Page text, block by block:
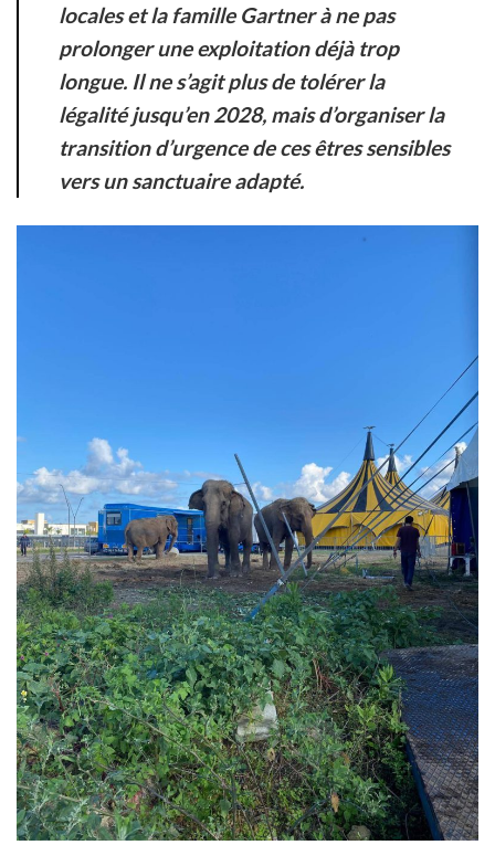
locales et la famille Gartner àne pas
prolonger une exploitation déjà trop
longue. Il ne s’agit plus de tolérer la
légalité jusqu’en 2028, mais d’organiser la
transition d’urgence de ces êtres sensibles
vers un sanctuaire adapté.